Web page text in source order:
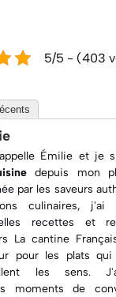
5/5 - (403
Émilie et je
depuis mon
par les saveurs
culinaires, j'ai
recettes et
La cantine
pour les plats
les sens.
moments de